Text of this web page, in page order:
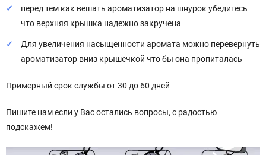
перед тем как вешать ароматизатор на шнурок убедитесь
что верхняя крышка надежно закручена
Для увеличения насыщенности аромата можно перевернуть
ароматизатор вниз крышечкой что бы она пропиталась
Примерный срок службы от 30 до 60 дней
Пишите нам если у Вас остались вопросы, с радостью
подскажем!